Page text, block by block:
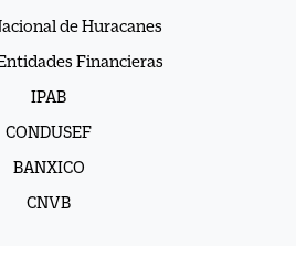
de Huracanes
Financieras
IPAB
CONDUSEF
BANXICO
CNVB